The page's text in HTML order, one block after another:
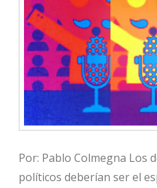
Por: Pablo Colmegna Los
políticos deberían ser el